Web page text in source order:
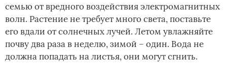
семью от вредного воздействия электромагнитных
волн. Растение не требует много света, поставьте
его вдали от солнечных лучей. Летом увлажняйте
почву два раза в неделю, зимой – один. Вода не
должна попадать на листья, они могут сгнить.